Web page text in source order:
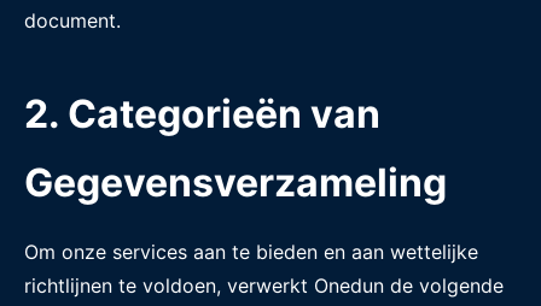
document.
2. Categorieën van
Gegevensverzameling
Om onze services aan te bieden en aan wettelijke
richtlijnen te voldoen, verwerkt Onedun de volgende